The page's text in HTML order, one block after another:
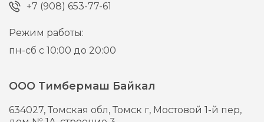
+7 (908) 653-77-61
Режим работы:
пн-сб с 10:00 до 20:00
ООО Тимбермаш Байкал
634027,Томская обл, Томск г, Мостовой 1-й пер,